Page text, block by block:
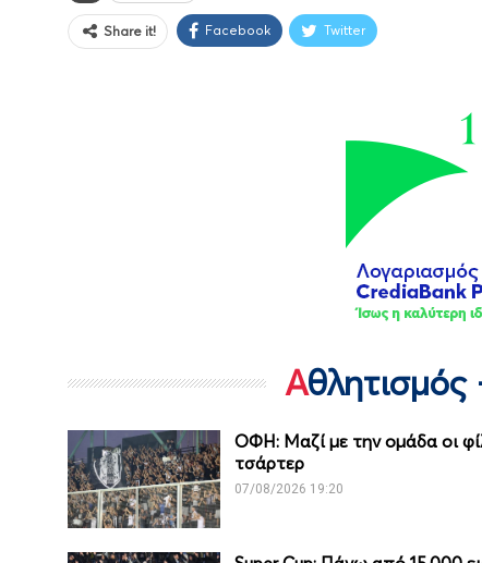
Share it! Facebook Twitter
ΟΦΗ: Μαζί με την ομάδα οι
τσάρτερ
07/08/2026 19:20